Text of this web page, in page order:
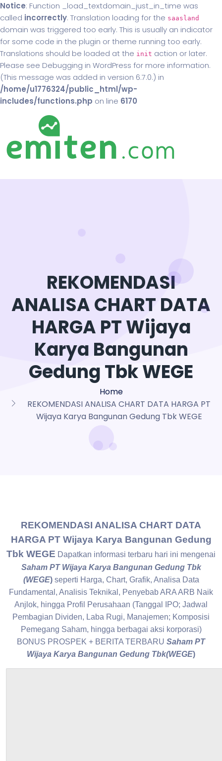
Notice: Function _load_textdomain_just_in_time was
called incorrectly. Translation loading for the saasland
domain was triggered too early. This is usually an indicator
for some code in the plugin or theme running too early.
Translations should be loaded at the init action or later.
Please see Debugging in WordPress for more information.
(This message was added in version 6.7.0.) in
/home/u1776324/public_html/wp-
includes/functions.php on line 6170
REKOMENDASI
ANALISA CHART DATA
HARGA PT Wijaya
Karya Bangunan
Gedung Tbk WEGE
Home
REKOMENDASI ANALISA CHART DATA HARGA PT
Wijaya Karya Bangunan Gedung Tbk WEGE
REKOMENDASI ANALISA CHART DATA
HARGA PT Wijaya Karya Bangunan Gedung
Tbk WEGE Dapatkan informasi terbaru hari ini mengenai
Saham PT Wijaya Karya Bangunan Gedung Tbk
(WEGE) seperti Harga, Chart, Grafik, Analisa Data
Fundamental, Analisis Teknikal, Penyebab ARA ARB Naik
Anjlok, hingga Profil Perusahaan (Tanggal IPO; Jadwal
Pembagian Dividen, Laba Rugi, Manajemen; Komposisi
Pemegang Saham, hingga berbagai aksi korporasi)
BONUS PROSPEK + BERITA TERBARU Saham PT
Wijaya Karya Bangunan Gedung Tbk(WEGE)